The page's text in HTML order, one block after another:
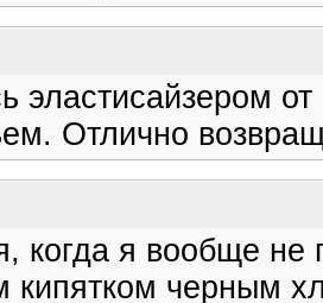
эластисайзером
Отлично
когда я вообще не
кипятком черным